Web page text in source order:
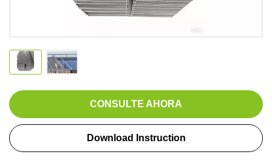
CONSULTE AHORA
Download Instruction